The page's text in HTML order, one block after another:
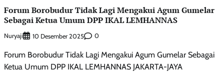
Forum Borobudur Tidak Lagi Mengakui Agum Gumelar
Sebagai Ketua Umum DPP IKAL LEMHANNAS
Nuryaji 10 Desember 2025 0
Forum Borobudur Tidak Lagi Mengakui Agum Gumelar Sebagai
Ketua Umum DPP IKAL LEMHANNAS JAKARTA-JAYA